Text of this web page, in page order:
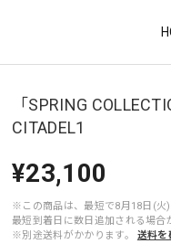
「SPRING
CITADEL1
¥23,100
※この商品は、最短で8月18日(火)
最短到着日に数日追加される場合
※別途送料がかかります。
送料を